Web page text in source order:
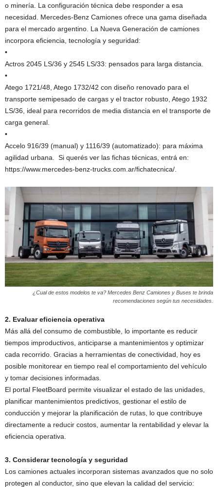
o minería. La configuración técnica debe responder a esa
necesidad. Mercedes-Benz Camiones ofrece una gama diseñada
para el mercado argentino. La Nueva Generación de camiones
incorpora eficiencia, tecnología y seguridad:
•
Actros 2045 LS/36 y 2545 LS/33: pensados para larga distancia.
•
Atego 1721/48, Atego 1732/42 con diseño renovado para el
transporte semipesado de cargas y el tractor robusto, Atego 1932
LS/36, ideal para recorridos de media distancia en el transporte de
carga general.
•
Accelo 916/39 (manual) y 1116/39 (automatizado): para máxima
agilidad urbana. Si querés ver las fichas técnicas, entrá en:
https://www.mercedes-benz-trucks.com.ar/fichatecnica/.
¿Cual de estos modelos te va? Mercedes Benz Camiones y Buses te brinda
recomendaciones según tus necesidades.
2. Evaluar eficiencia operativa
Más allá del consumo de combustible, lo importante es reducir
tiempos improductivos, anticiparse a mantenimientos y optimizar
cada recorrido. Gracias a herramientas de conectividad, hoy es
posible monitorear en tiempo real el comportamiento del vehículo
y tomar decisiones informadas.
El portal FleetBoard permite visualizar el estado de las unidades,
planificar mantenimientos predictivos, gestionar el estilo de
conducción y mejorar la planificación de rutas, lo que contribuye
directamente a reducir costos, aumentar la rentabilidad y elevar la
eficiencia operativa.
3. Considerar tecnología y seguridad
Los camiones actuales incorporan sistemas avanzados que no solo
protegen al conductor, sino que elevan la calidad del servicio: